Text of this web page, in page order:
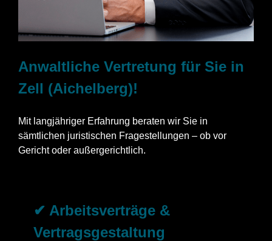
Anwaltliche Vertretung für Sie in
Zell (Aichelberg)!
Mit langjähriger Erfahrung beraten wir Sie in
sämtlichen juristischen Fragestellungen – ob vor
Gericht oder außergerichtlich.
✔ Arbeitsverträge &
Vertragsgestaltung